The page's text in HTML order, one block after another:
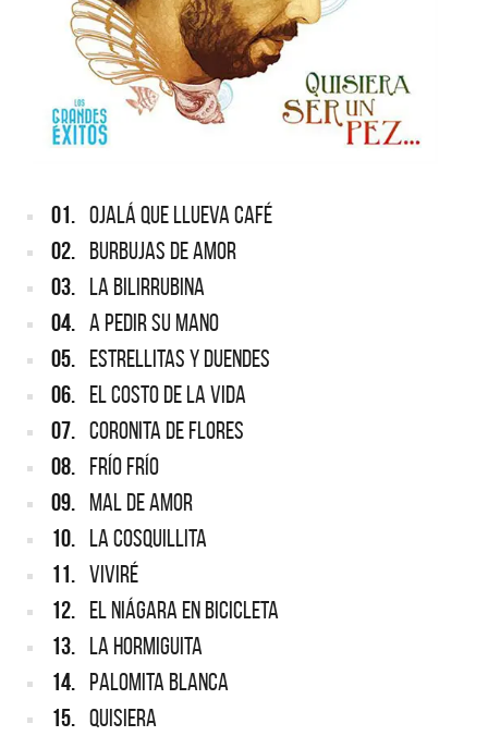
01. OJALÁ QUE LLUEVA CAFÉ
02. BURBUJAS DE AMOR
03. LA BILIRRUBINA
04. A PEDIR SU MANO
05. ESTRELLITAS Y DUENDES
06. EL COSTO DE LA VIDA
07. CORONITA DE FLORES
08. FRÍO FRÍO
09. MAL DE AMOR
10. LA COSQUILLITA
11. VIVIRÉ
12. EL NIÁGARA EN BICICLETA
13. LA HORMIGUITA
14. PALOMITA BLANCA
15. QUISIERA